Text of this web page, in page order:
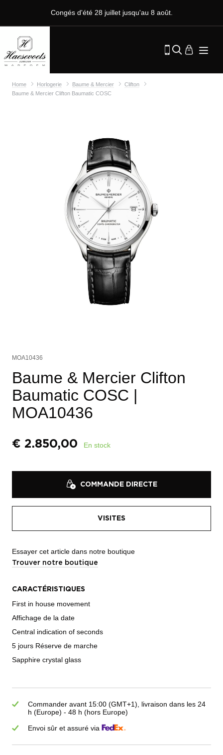
Congés d'été 28 juillet jusqu'au 8 août.
Home Horlogerie Baume & Mercier
Clifton
Baume & Mercier Clifton Baumatic COSC
MOA10436
Baume & Mercier Clifton
Baumatic COSC |
MOA10436
€ 2.850,00 En stock
COMMANDE DIRECTE
VISITES
Essayer cet article dans notre boutique
Trouver notre boutique
CARACTÉRISTIQUES
First in house movement
Affichage de la date
Central indication of seconds
5 jours Réserve de marche
Sapphire crystal glass
Commander avant 15:00 (GMT+1), livraison dans les 24
h (Europe) - 48 h (hors Europe)
Envoi sûr et assuré via